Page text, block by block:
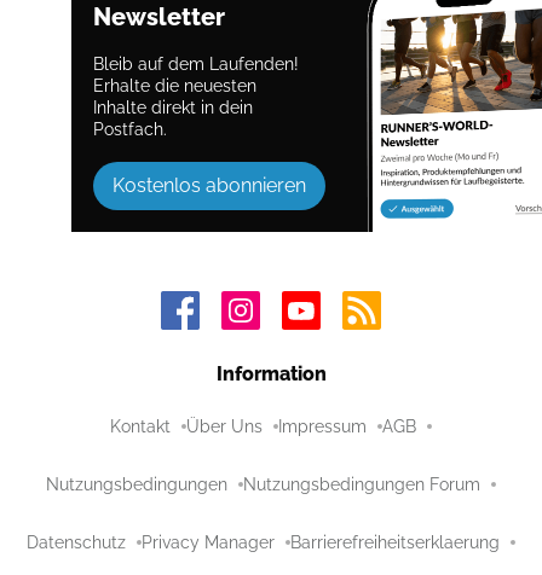
Newsletter
Bleib auf dem Laufenden!
Erhalte die neuesten
Inhalte direkt in dein
Postfach.
Kostenlos abonnieren
Information
Kontakt Über Uns Impressum AGB
Nutzungsbedingungen Nutzungsbedingungen Forum
Datenschutz Privacy Manager Barrierefreiheitserklaerung